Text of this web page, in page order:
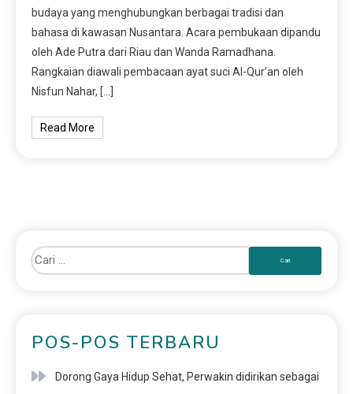
budaya yang menghubungkan berbagai tradisi dan
bahasa di kawasan Nusantara. Acara pembukaan dipandu
oleh Ade Putra dari Riau dan Wanda Ramadhana.
Rangkaian diawali pembacaan ayat suci Al-Qur’an oleh
Nisfun Nahar, […]
Read More
POS-POS TERBARU
Dorong Gaya Hidup Sehat, Perwakin didirikan sebagai